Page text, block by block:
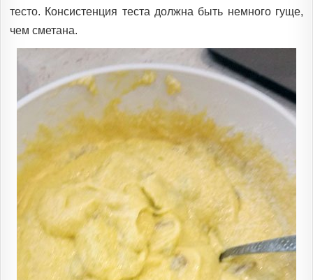
тесто. Консистенция теста должна быть немного гуще,
чем сметана.